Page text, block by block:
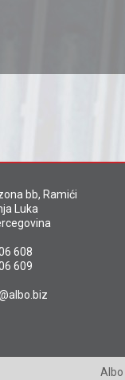
bb, Ramići
Luka
608
609
Albo